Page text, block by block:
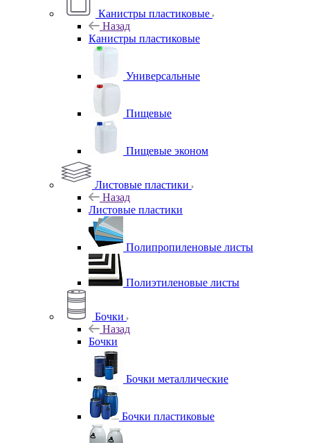
Канистры пластиковые
Назад
Канистры пластиковые
Универсальные
Пищевые
Пищевые эконом
Листовые пластики
Назад
Листовые пластики
Полипропиленовые листы
Полиэтиленовые листы
Бочки
Назад
Бочки
Бочки металлические
Бочки пластиковые